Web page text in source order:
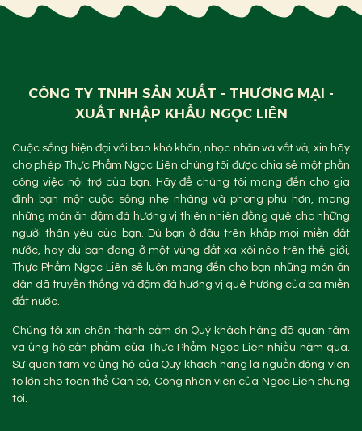
CÔNG TY TNHH SẢN XUẤT - THƯƠNG MẠI -
XUẤT NHẬP KHẨU NGỌC LIÊN
Cuộc sống hiện đại với bao khó khăn, nhọc nhằn và vất vả, xin hãy
cho phép Thực Phẩm Ngọc Liên chúng tôi được chia sẻ một phần
công việc nội trợ của bạn. Hãy để chúng tôi mang đến cho gia
đình bạn một cuộc sống nhẹ nhàng và phong phú hơn, mang
những món ăn đậm đà hương vị thiên nhiên đồng quê cho những
người thân yêu của bạn. Dù bạn ở đâu trên khắp mọi miền đất
nước, hay dù bạn đang ở một vùng đất xa xôi nào trên thế giới,
Thực Phẩm Ngọc Liên sẽ luôn mang đến cho bạn những món ăn
dân dã truyền thống và đậm đà hương vị quê hương của ba miền
đất nước.
Chúng tôi xin chân thành cảm ơn Quý khách hàng đã quan tâm
và ủng hộ sản phẩm của Thực Phẩm Ngọc Liên nhiều năm qua.
Sự quan tâm và ủng hộ của Quý khách hàng là nguồn động viên
to lớn cho toàn thể Cán bộ, Công nhân viên của Ngọc Liên chúng
tôi.